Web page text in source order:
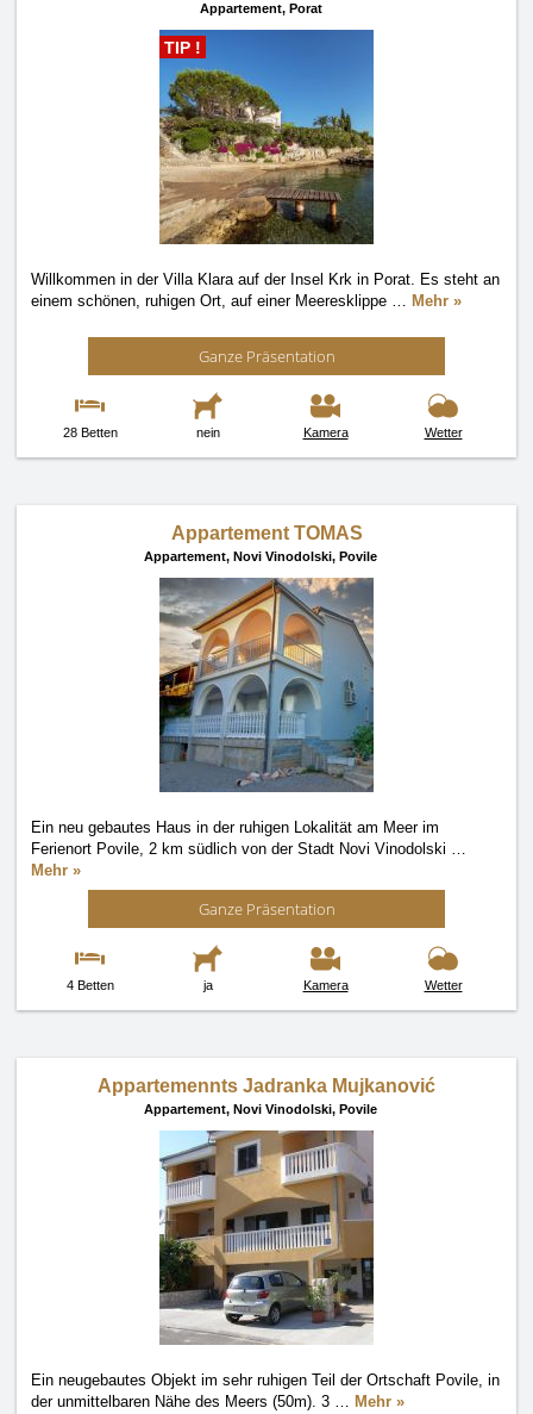
Appartement, Porat
TIP !
Willkommen in der Villa Klara auf der Insel Krk in Porat. Es steht an
einem schönen, ruhigen Ort, auf einer Meeresklippe … Mehr »
Ganze Präsentation
28 Betten nein Kamera Wetter
Appartement TOMAS
Appartement, Novi Vinodolski, Povile
Ein neu gebautes Haus in der ruhigen Lokalität am Meer im
Ferienort Povile, 2 km südlich von der Stadt Novi Vinodolski …
Mehr »
Ganze Präsentation
4 Betten ja Kamera Wetter
Appartemennts Jadranka Mujkanović
Appartement, Novi Vinodolski, Povile
Ein neugebautes Objekt im sehr ruhigen Teil der Ortschaft Povile, in
der unmittelbaren Nähe des Meers (50m). 3 … Mehr »